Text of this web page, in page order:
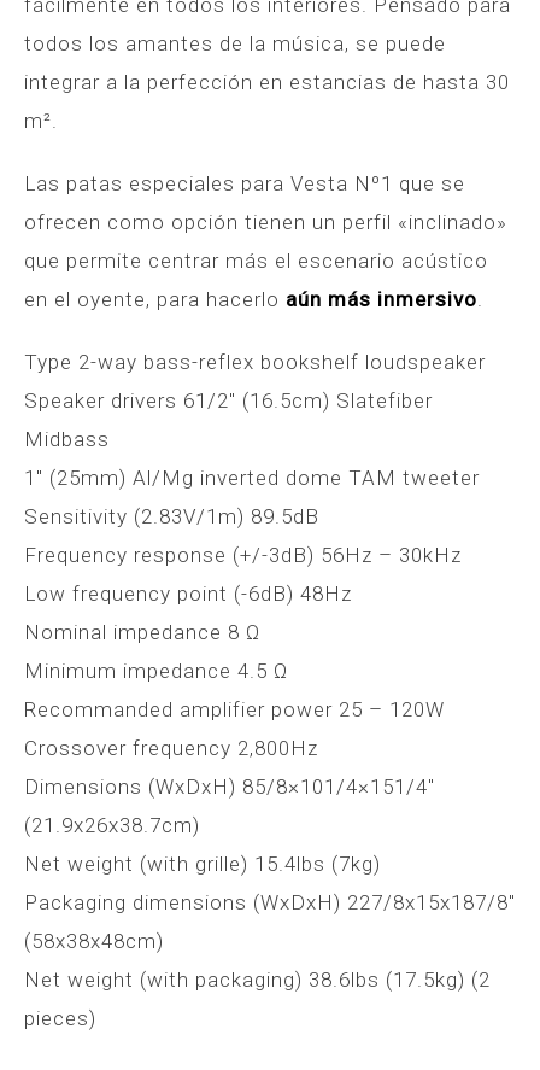
fácilmente en todos los interiores. Pensado para
todos los amantes de la música, se puede
integrar a la perfección en estancias de hasta 30
m².
Las patas especiales para Vesta Nº1 que se
ofrecen como opción tienen un perfil «inclinado»
que permite centrar más el escenario acústico
en el oyente, para hacerlo aún más inmersivo.
Type 2-way bass-reflex bookshelf loudspeaker
Speaker drivers 61/2″ (16.5cm) Slatefiber
Midbass
1″ (25mm) Al/Mg inverted dome TAM tweeter
Sensitivity (2.83V/1m) 89.5dB
Frequency response (+/-3dB) 56Hz – 30kHz
Low frequency point (-6dB) 48Hz
Nominal impedance 8 Ω
Minimum impedance 4.5 Ω
Recommanded amplifier power 25 – 120W
Crossover frequency 2,800Hz
Dimensions (WxDxH) 85/8×101/4×151/4″
(21.9x26x38.7cm)
Net weight (with grille) 15.4lbs (7kg)
Packaging dimensions (WxDxH) 227/8x15x187/8″
(58x38x48cm)
Net weight (with packaging) 38.6lbs (17.5kg) (2
pieces)